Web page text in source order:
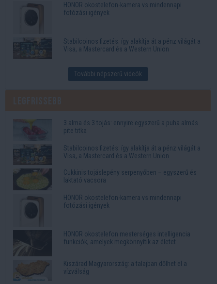
HONOR okostelefon-kamera vs mindennapi
fotózási igények
Stabilcoinos fizetés: így alakítja át a pénz világát a
Visa, a Mastercard és a Western Union
További népszerű videók
3 alma és 3 tojás: ennyire egyszerű a puha almás
pite titka
Stabilcoinos fizetés: így alakítja át a pénz világát a
Visa, a Mastercard és a Western Union
Cukkinis tojáslepény serpenyőben – egyszerű és
laktató vacsora
HONOR okostelefon-kamera vs mindennapi
fotózási igények
HONOR okostelefon mesterséges intelligencia
funkciók, amelyek megkönnyítik az életet
Kiszárad Magyarország: a talajban dőlhet el a
vízválság